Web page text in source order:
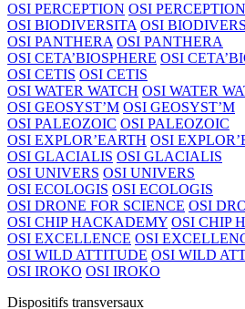
OSI PERCEPTION OSI PERCEPTION
OSI BIODIVERSITA OSI
OSI PANTHERA OSI PANTHERA
OSI CETA’BIOSPHERE OSI
OSI CETIS OSI CETIS
OSI WATER WATCH OSI WATER
OSI GEOSYST’M OSI GEOSYST’M
OSI PALEOZOIC OSI PALEOZOIC
OSI EXPLOR’EARTH OSI
OSI GLACIALIS OSI GLACIALIS
OSI UNIVERS OSI UNIVERS
OSI ECOLOGIS OSI ECOLOGIS
OSI DRONE FOR SCIENCE OSI
OSI CHIP HACKADEMY OSI CHIP
OSI EXCELLENCE OSI
OSI WILD ATTITUDE OSI WILD
OSI IROKO OSI IROKO
Dispositifs transversaux